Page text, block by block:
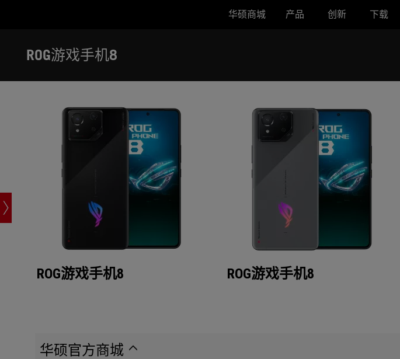
华硕商城 产品 创新 下载
ROG游戏手机8
ROG游戏手机8 ROG游戏手机8
华硕官方商城
ROG游戏手机8